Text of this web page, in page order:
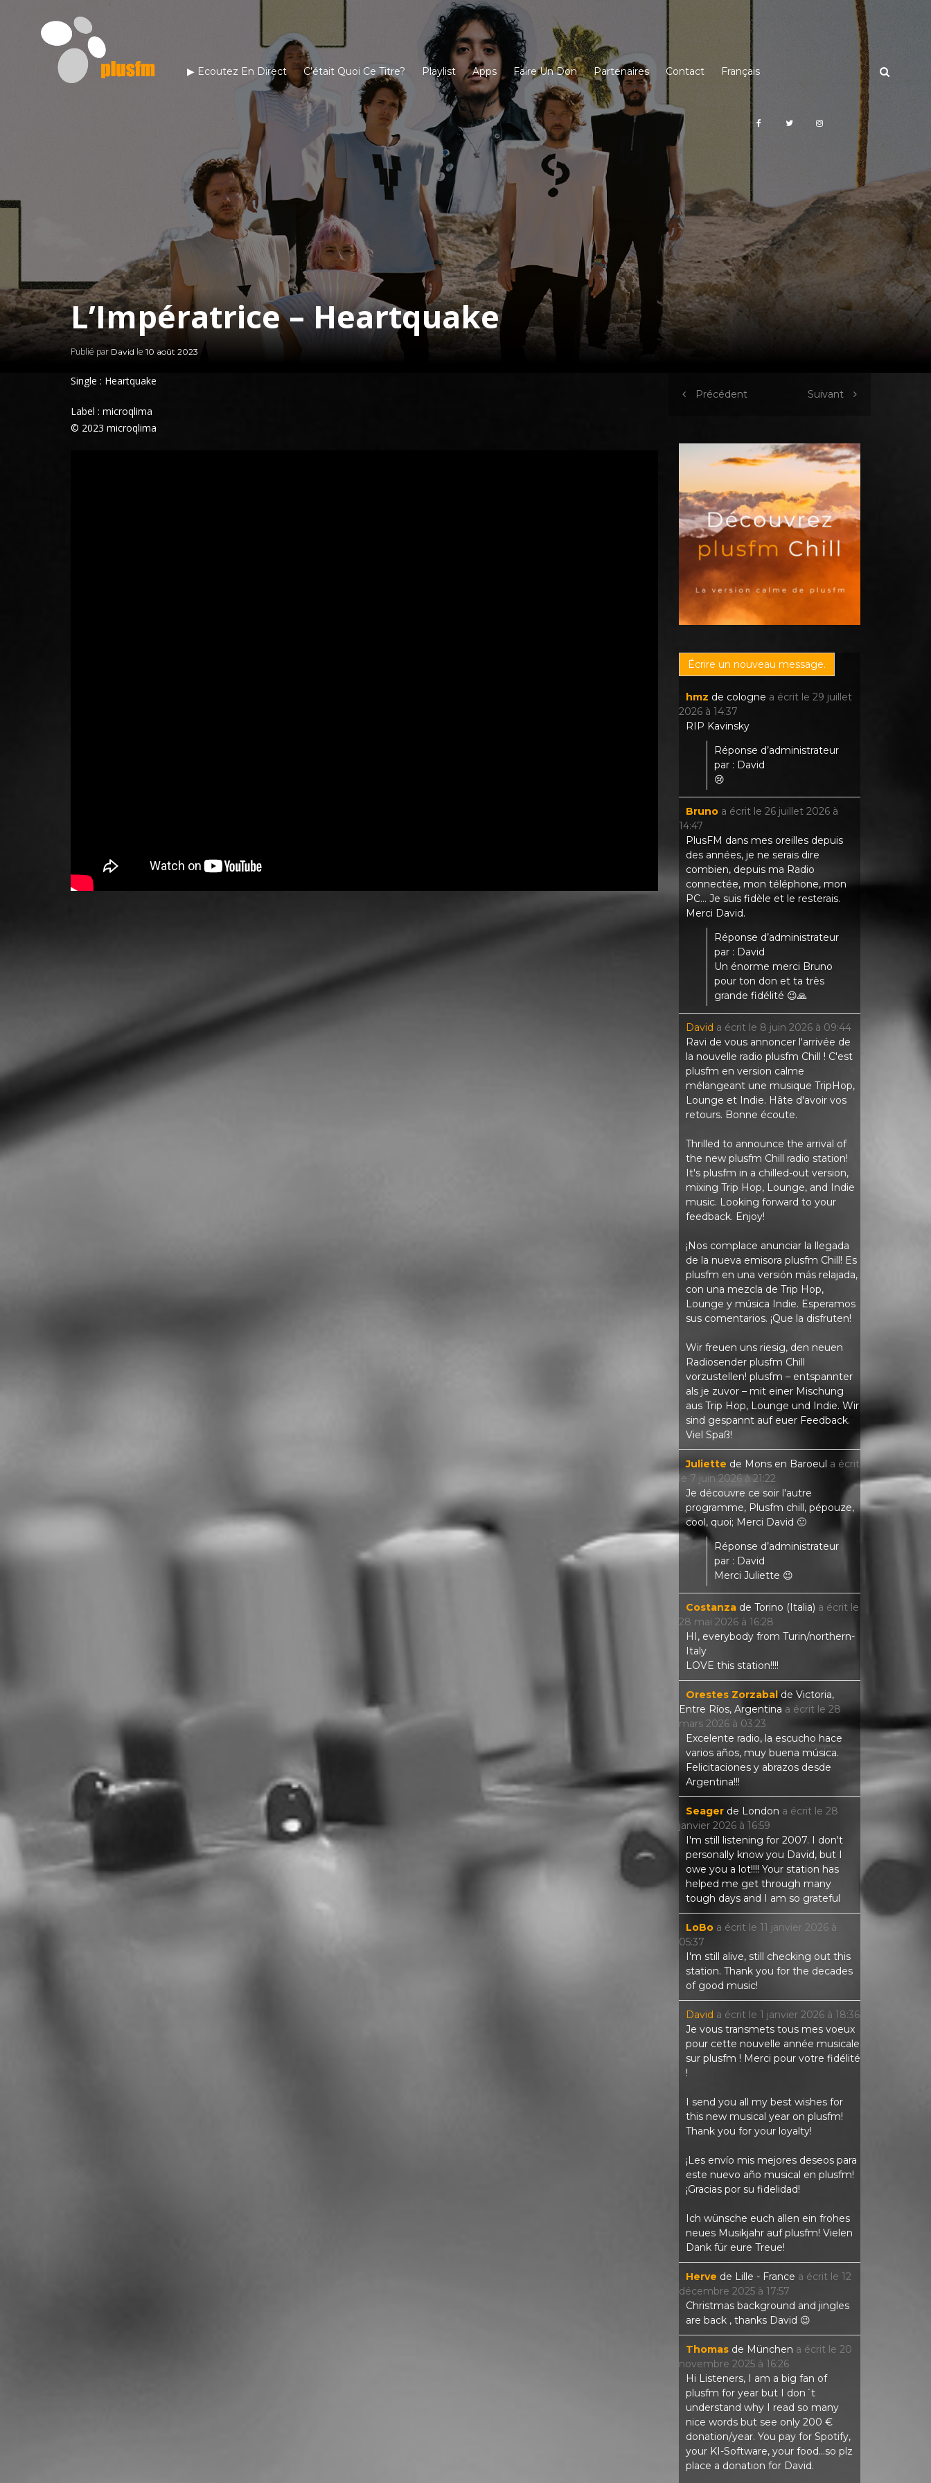
▶︎ Ecoutez En Direct C’était Quoi Ce Titre? Playlist Apps Faire Un Don Partenaires Contact Français
L’Impératrice – Heartquake
Publié par David le 10 août 2023
Single : Heartquake
Label : microqlima
© 2023 microqlima
Précédent Suivant
hmz de cologne a écrit le 29 juillet
2026 à 14:37
RIP Kavinsky
Réponse d’administrateur
par : David
😢
Bruno a écrit le 26 juillet 2026 à
14:47
PlusFM dans mes oreilles depuis
des années, je ne serais dire
combien, depuis ma Radio
connectée, mon téléphone, mon
PC... Je suis fidèle et le resterais.
Merci David.
Réponse d’administrateur
par : David
Un énorme merci Bruno
pour ton don et ta très
grande fidélité 😉🙏
David a écrit le 8 juin 2026 à 09:44
Ravi de vous annoncer l'arrivée de
la nouvelle radio plusfm Chill ! C'est
plusfm en version calme
mélangeant une musique TripHop,
Lounge et Indie. Hâte d'avoir vos
retours. Bonne écoute.
Thrilled to announce the arrival of
the new plusfm Chill radio station!
It's plusfm in a chilled-out version,
mixing Trip Hop, Lounge, and Indie
music. Looking forward to your
feedback. Enjoy!
¡Nos complace anunciar la llegada
de la nueva emisora ​​plusfm Chill! Es
plusfm en una versión más relajada,
con una mezcla de Trip Hop,
Lounge y música Indie. Esperamos
sus comentarios. ¡Que la disfruten!
Wir freuen uns riesig, den neuen
Radiosender plusfm Chill
vorzustellen! plusfm – entspannter
als je zuvor – mit einer Mischung
aus Trip Hop, Lounge und Indie. Wir
sind gespannt auf euer Feedback.
Viel Spaß!
Juliette de Mons en Baroeul a écrit
le 7 juin 2026 à 21:22
Je découvre ce soir l'autre
programme, Plusfm chill, pépouze,
cool, quoi; Merci David 🙂
Réponse d’administrateur
par : David
Merci Juliette 😉
Costanza de Torino (Italia) a écrit le
28 mai 2026 à 16:28
HI, everybody from Turin/northern-
Italy
LOVE this station!!!!
Orestes Zorzabal de Victoria,
Entre Ríos, Argentina a écrit le 28
mars 2026 à 03:23
Excelente radio, la escucho hace
varios años, muy buena música.
Felicitaciones y abrazos desde
Argentina!!!
Seager de London a écrit le 28
janvier 2026 à 16:59
I'm still listening for 2007. I don't
personally know you David, but I
owe you a lot!!!! Your station has
helped me get through many
tough days and I am so grateful
LoBo a écrit le 11 janvier 2026 à
05:37
I'm still alive, still checking out this
station. Thank you for the decades
of good music!
David a écrit le 1 janvier 2026 à 18:36
Je vous transmets tous mes voeux
pour cette nouvelle année musicale
sur plusfm ! Merci pour votre fidélité
!
I send you all my best wishes for
this new musical year on plusfm!
Thank you for your loyalty!
¡Les envío mis mejores deseos para
este nuevo año musical en plusfm!
¡Gracias por su fidelidad!
Ich wünsche euch allen ein frohes
neues Musikjahr auf plusfm! Vielen
Dank für eure Treue!
Herve de Lille - France a écrit le 12
décembre 2025 à 17:57
Christmas background and jingles
are back , thanks David 😉
Thomas de München a écrit le 20
novembre 2025 à 16:26
Hi Listeners, I am a big fan of
plusfm for year but I don´t
understand why I read so many
nice words but see only 200 €
donation/year. You pay for Spotify,
your KI-Software, your food...so plz
place a donation for David.